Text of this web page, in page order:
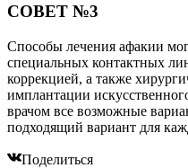
СОВЕТ №3
Способы лечения афакии
специальных контактных
коррекцией, а также
имплантации
врачом все возможные
подходящий вариант для
Поделиться